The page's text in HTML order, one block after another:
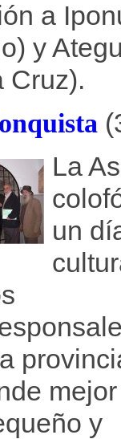
a
y
Cruz).
La
un
y